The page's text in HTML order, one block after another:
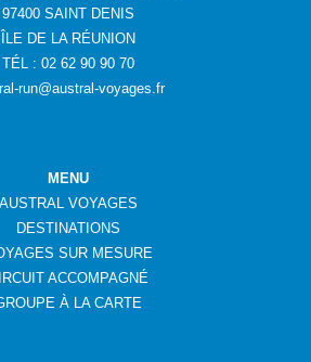
97400 SAINT DENIS
ÎLE DE LA RÉUNION
TÉL : 02 62 90 90 70
run@austral-voyages.fr
MENU
AUSTRAL VOYAGES
DESTINATIONS
SUR MESURE
ACCOMPAGNÉ
À LA CARTE